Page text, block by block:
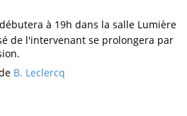
à 19h dans la salle Lumière
de l'intervenant se prolongera par
B. Leclercq